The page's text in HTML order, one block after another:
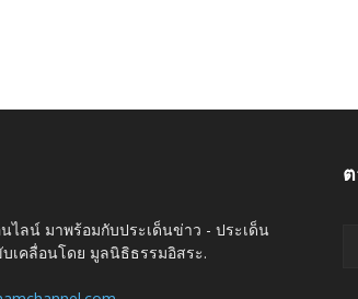
ไลน์ มาพร้อมกับประเด็นข่าว - ประเด็น
เคลื่อนโดย มูลนิธิธรรมอิสระ.